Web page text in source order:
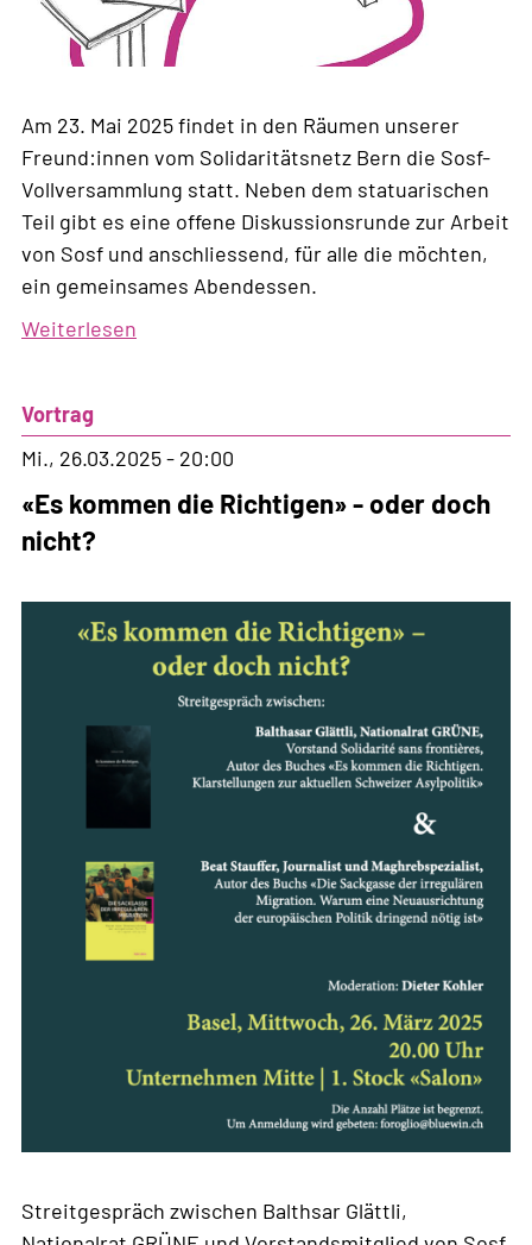
Am 23. Mai 2025 findet in den Räumen unserer
Freund:innen vom Solidaritätsnetz Bern die Sosf-
Vollversammlung statt. Neben dem statuarischen
Teil gibt es eine offene Diskussionsrunde zur Arbeit
von Sosf und anschliessend, für alle die möchten,
ein gemeinsames Abendessen.
Weiterlesen
Vortrag
Mi., 26.03.2025 - 20:00
«Es kommen die Richtigen» - oder doch
nicht?
Streitgespräch zwischen Balthsar Glättli,